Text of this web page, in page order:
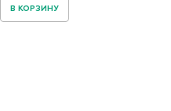
В КОРЗИНУ